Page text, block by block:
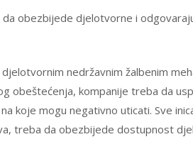
obezbijede djelotvorne i
nedržavnim žalbenim
obeštećenja, kompanije treba da
koje mogu negativno uticati. Sve
treba da obezbijede dostupnost